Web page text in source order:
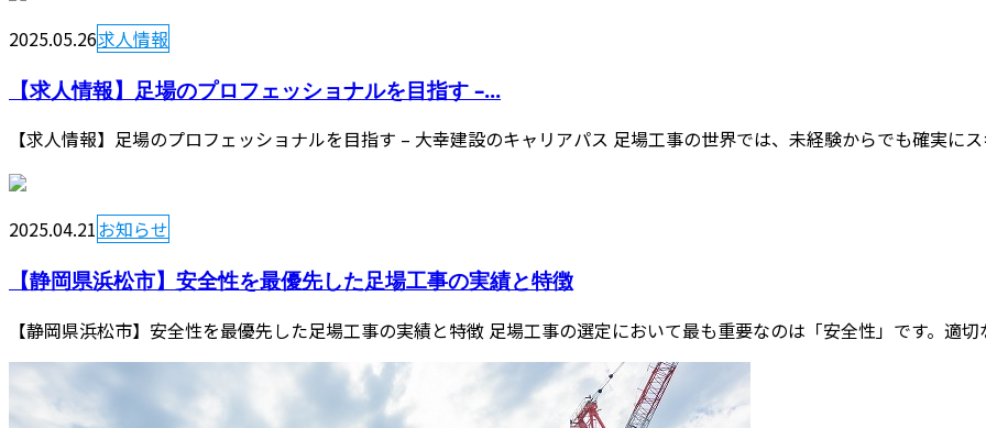
2025.05.26求人情報
【求人情報】足場のプロフェッショナルを目指す –...
【求人情報】足場のプロフェッショナルを目指す – 大幸建設のキャリアパス 足場工事の世界では、未経験からでも確実にス
2025.04.21お知らせ
【静岡県浜松市】安全性を最優先した足場工事の実績と特徴
【静岡県浜松市】安全性を最優先した足場工事の実績と特徴 足場工事の選定において最も重要なのは「安全性」です。適